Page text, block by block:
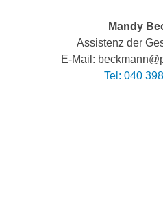
Mandy
Assistenz der
E-Mail:
Tel: 040